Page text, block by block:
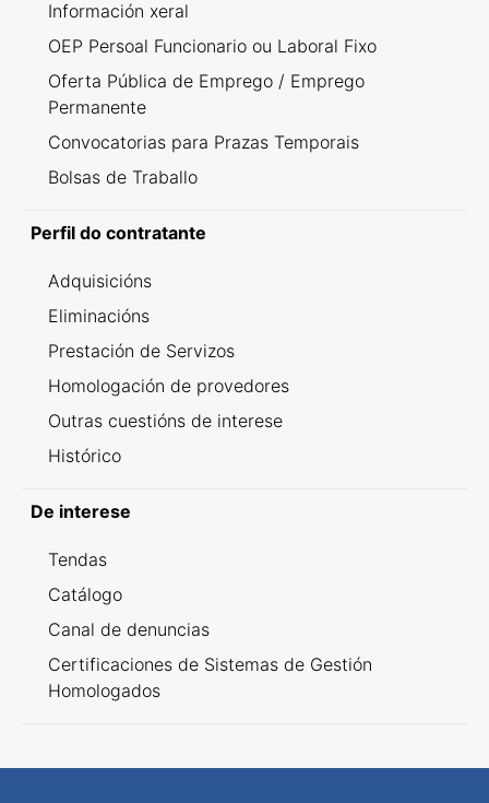
Información xeral
OEP Persoal Funcionario ou Laboral Fixo
Oferta Pública de Emprego / Emprego
Permanente
Convocatorias para Prazas Temporais
Bolsas de Traballo
Perfil do contratante
Adquisicións
Eliminacións
Prestación de Servizos
Homologación de provedores
Outras cuestións de interese
Histórico
De interese
Tendas
Catálogo
Canal de denuncias
Certificaciones de Sistemas de Gestión
Homologados